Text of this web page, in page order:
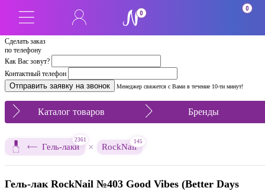
Сделать заказ
по телефону
Как Вас зовут?
Контактный телефон
Менеджер свяжется с Вами в течение 10-ти минут!
0
0
Каталог товаров Бренды
Гель-лаки
2361
× RockNail
145
Гель-лак RockNail №403 Good Vibes (Better Days